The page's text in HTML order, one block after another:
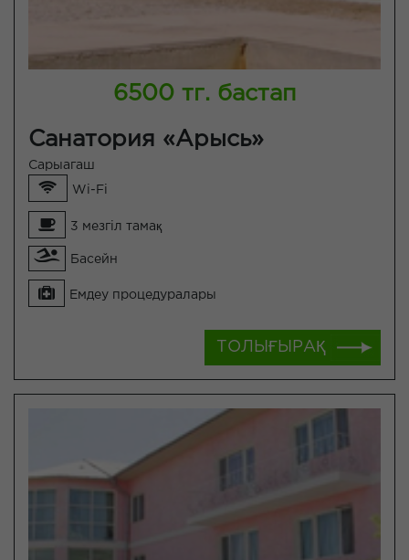
6500 тг. бастап
Санатория «Арысь»
Сарыагаш
Wi-Fi
3 мезгіл тамақ
Басейн
Емдеу процедуралары
ТОЛЫҒЫРАҚ